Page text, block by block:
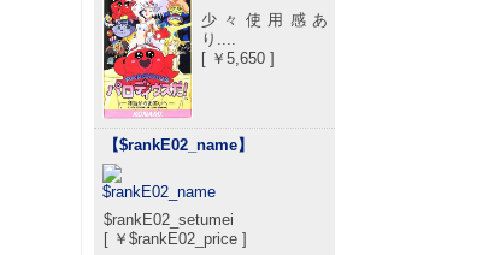
少々使用感あ
り....
[ ￥5,650 ]
【$rankE02_name】
$rankE02_setumei
[ ￥$rankE02_price ]